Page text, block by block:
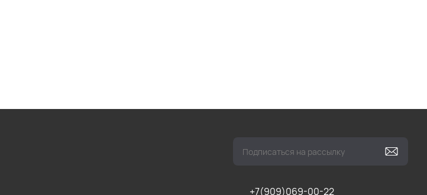
+7(909)069-00-22